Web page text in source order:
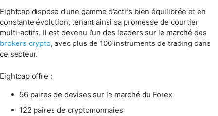
Eightcap dispose d’une gamme d’actifs bien équilibrée et en
constante évolution, tenant ainsi sa promesse de courtier
multi-actifs. Il est devenu l’un des leaders sur le marché des
brokers crypto, avec plus de 100 instruments de trading dans
ce secteur.
Eightcap offre :
56 paires de devises sur le marché du Forex
122 paires de cryptomonnaies